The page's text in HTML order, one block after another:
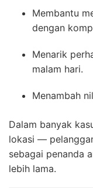
Membantu
dengan
Menarik
malam hari.
Menambah
Dalam banyak
lokasi —
sebagai penanda
lebih lama.